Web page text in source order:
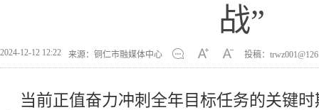
战”
2024-12-12 12:22 来源：铜仁市融媒体中心 投稿：
当前正值奋力冲刺全年目标任务的关键